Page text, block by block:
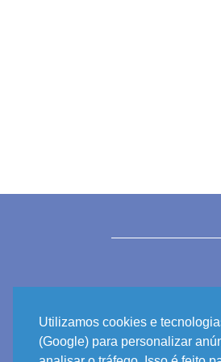
Utilizamos cookies e
(Google) para personalizar